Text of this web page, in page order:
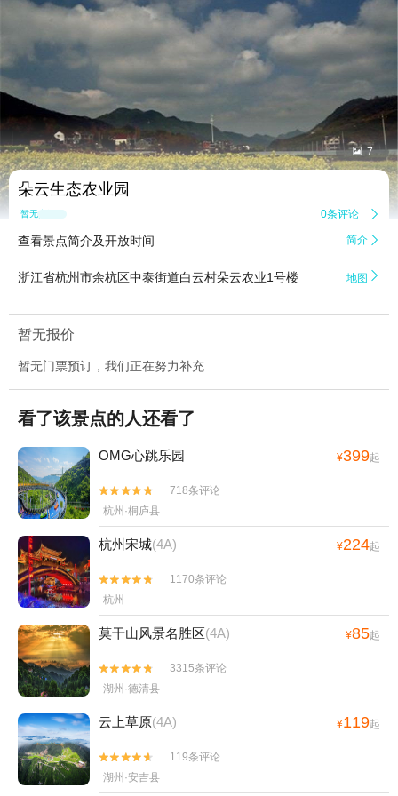
 7
朵云生态农业园
暂无点评 0条评论 
查看景点简介及开放时间 简介 
浙江省杭州市余杭区中泰街道白云村朵云农业1号楼 地图 
暂无报价
暂无门票预订，我们正在努力补充
看了该景点的人还看了
OMG心跳乐园 ¥399起


718条评论
杭州·桐庐县
杭州宋城(4A) ¥224起


1170条评论
杭州
莫干山风景名胜区(4A) ¥85起


3315条评论
湖州·德清县
云上草原(4A) ¥119起


119条评论
湖州·安吉县